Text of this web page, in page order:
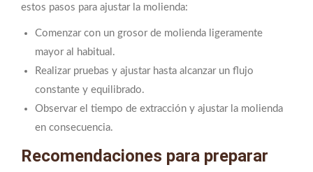
estos pasos para ajustar la molienda:
Comenzar con un grosor de molienda ligeramente
mayor al habitual.
Realizar pruebas y ajustar hasta alcanzar un flujo
constante y equilibrado.
Observar el tiempo de extracción y ajustar la molienda
en consecuencia.
Recomendaciones para preparar